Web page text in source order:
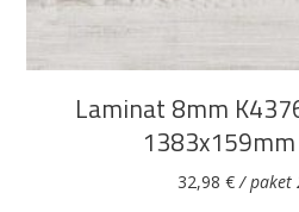
Laminat 8mm
32,98 €/ paket